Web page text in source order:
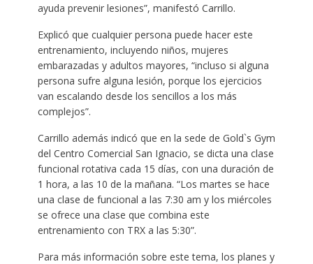
ayuda prevenir lesiones”, manifestó Carrillo.
Explicó que cualquier persona puede hacer este
entrenamiento, incluyendo niños, mujeres
embarazadas y adultos mayores, “incluso si alguna
persona sufre alguna lesión, porque los ejercicios
van escalando desde los sencillos a los más
complejos”.
Carrillo además indicó que en la sede de Gold`s Gym
del Centro Comercial San Ignacio, se dicta una clase
funcional rotativa cada 15 días, con una duración de
1 hora, a las 10 de la mañana. “Los martes se hace
una clase de funcional a las 7:30 am y los miércoles
se ofrece una clase que combina este
entrenamiento con TRX a las 5:30”.
Para más información sobre este tema, los planes y